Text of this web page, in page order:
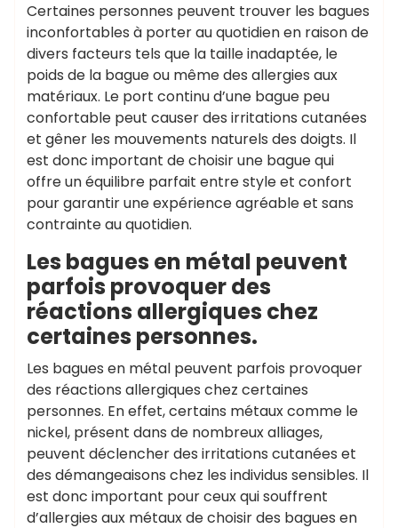
Certaines personnes peuvent trouver les bagues
inconfortables à porter au quotidien en raison de
divers facteurs tels que la taille inadaptée, le
poids de la bague ou même des allergies aux
matériaux. Le port continu d’une bague peu
confortable peut causer des irritations cutanées
et gêner les mouvements naturels des doigts. Il
est donc important de choisir une bague qui
offre un équilibre parfait entre style et confort
pour garantir une expérience agréable et sans
contrainte au quotidien.
Les bagues en métal peuvent
parfois provoquer des
réactions allergiques chez
certaines personnes.
Les bagues en métal peuvent parfois provoquer
des réactions allergiques chez certaines
personnes. En effet, certains métaux comme le
nickel, présent dans de nombreux alliages,
peuvent déclencher des irritations cutanées et
des démangeaisons chez les individus sensibles. Il
est donc important pour ceux qui souffrent
d’allergies aux métaux de choisir des bagues en